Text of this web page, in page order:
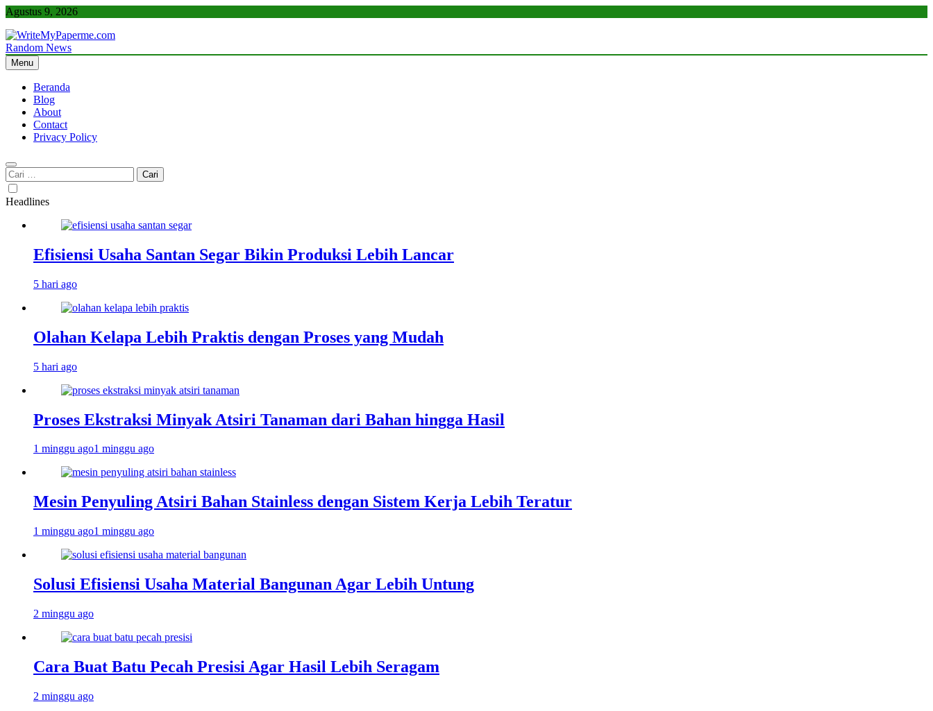
Skip
content
Agustus 9, 2026
WriteMyPaperme.com
Bisnis, Kuliner, Teknologi
Random News
Menu
Beranda
Blog
About
Contact
Privacy Policy
Cari
untuk:
Headlines
Efisiensi Usaha Santan Segar Bikin Produksi Lebih Lancar
5 hari ago
Olahan Kelapa Lebih Praktis dengan Proses yang Mudah
5 hari ago
Proses Ekstraksi Minyak Atsiri Tanaman dari Bahan hingga Hasil
1 minggu ago1 minggu ago
Mesin Penyuling Atsiri Bahan Stainless dengan Sistem Kerja Lebih Teratur
1 minggu ago1 minggu ago
Solusi Efisiensi Usaha Material Bangunan Agar Lebih Untung
2 minggu ago
Cara Buat Batu Pecah Presisi Agar Hasil Lebih Seragam
2 minggu ago